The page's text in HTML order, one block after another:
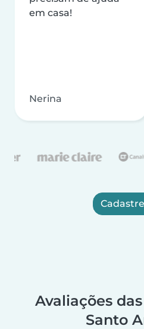
em casa!
Nerina
Avaliações
Santo